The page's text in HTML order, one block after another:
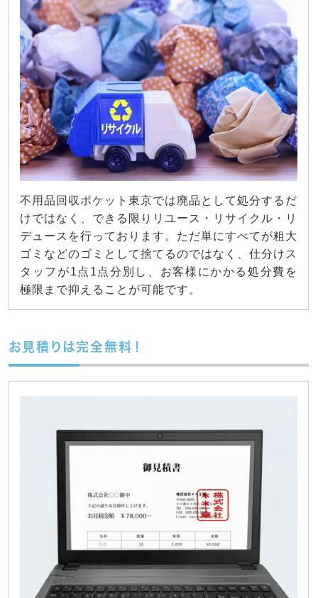
不用品回収ポケット東京では廃品として処分するだ
けではなく、できる限りリユース・リサイクル・リ
デュースを行っております。ただ単にすべてが粗大
ゴミなどのゴミとして捨てるのではなく、仕分けス
タッフが1点1点分別し、お客様にかかる処分費を
極限まで抑えることが可能です。
お見積りは完全無料！